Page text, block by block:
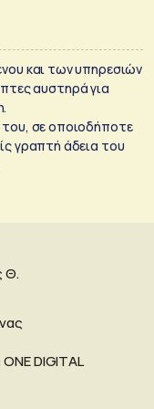
και των υπηρεσιών
αυστηρά για
σε οποιοδήποτε
γραπτή άδεια του
Θ.
ΟΝΕ DIGITAL